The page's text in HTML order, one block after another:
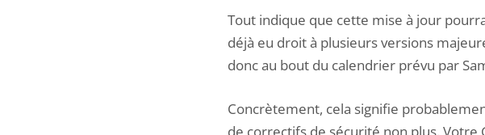
Tout indique que cette mise à jour
déjà eu droit à plusieurs versions
donc au bout du calendrier prévu par
Concrètement, cela signifie
de correctifs de sécurité non plus. Votre